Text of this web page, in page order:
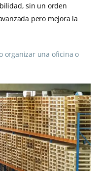
sin un orden
pero mejora la
organizar una oficina o